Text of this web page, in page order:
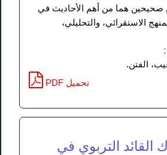
صحيحين هما من أهم الأحاديث في
الاستقرائي، والتحليلي،
الفتن.
PDF تحميل
التربوي في